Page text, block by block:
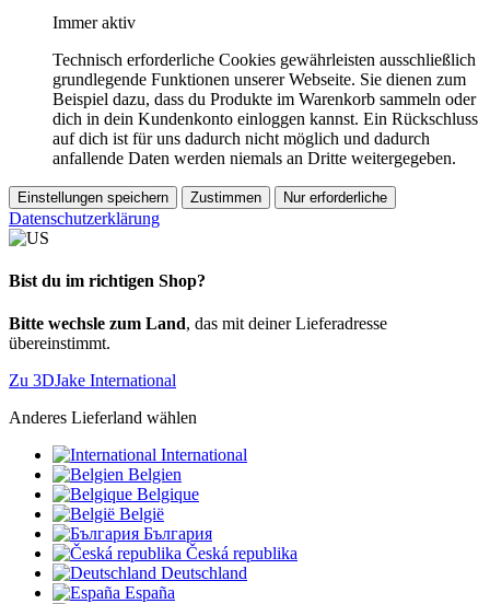
Immer aktiv
Technisch erforderliche Cookies gewährleisten ausschließlich
grundlegende Funktionen unserer Webseite. Sie dienen zum
Beispiel dazu, dass du Produkte im Warenkorb sammeln oder
dich in dein Kundenkonto einloggen kannst. Ein Rückschluss
auf dich ist für uns dadurch nicht möglich und dadurch
anfallende Daten werden niemals an Dritte weitergegeben.
Einstellungen speichern Zustimmen Nur erforderliche
Datenschutzerklärung
Bist du im richtigen Shop?
Bitte wechsle zum Land, das mit deiner Lieferadresse
übereinstimmt.
Zu 3DJake International
Anderes Lieferland wählen
International
Belgien
Belgique
België
България
Česká republika
Deutschland
España